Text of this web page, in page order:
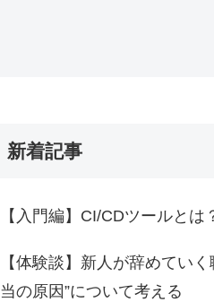
新着記事
【入門編】CI/CDツールとは
【体験談】新人が辞めていく
当の原因”について考える